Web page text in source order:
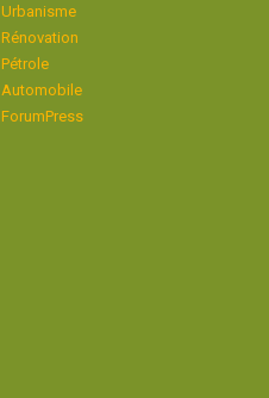
Urbanisme
Rénovation
Pétrole
Automobile
ForumPress